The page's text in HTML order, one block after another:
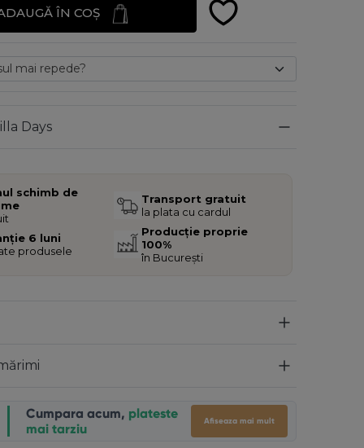
ÎN COȘ
Days
schimb de
Transport gratuit
la plata cu cardul
6 luni
produsele
Producție proprie
100%
în București
Cumpara acum, plateste
mai tarziu
Afiseaza mai mult